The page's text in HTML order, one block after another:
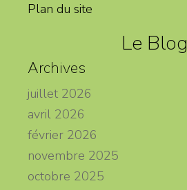
Plan du site
Le Blog
Archives
juillet 2026
avril 2026
février 2026
novembre 2025
octobre 2025